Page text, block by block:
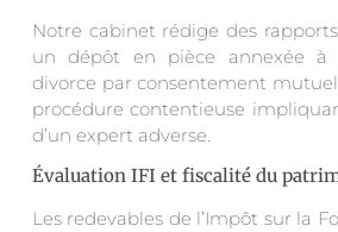
Notre cabinet rédige des
un dépôt en pièce annexée à
divorce par consentement
procédure contentieuse
d’un expert adverse.
Évaluation IFI et fiscalité du
Les redevables de l’Impôt sur la